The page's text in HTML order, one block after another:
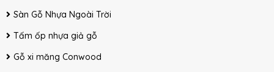
Sàn Gỗ Nhựa Ngoài Trời
Tấm ốp nhựa giả gỗ
Gỗ xi măng Conwood